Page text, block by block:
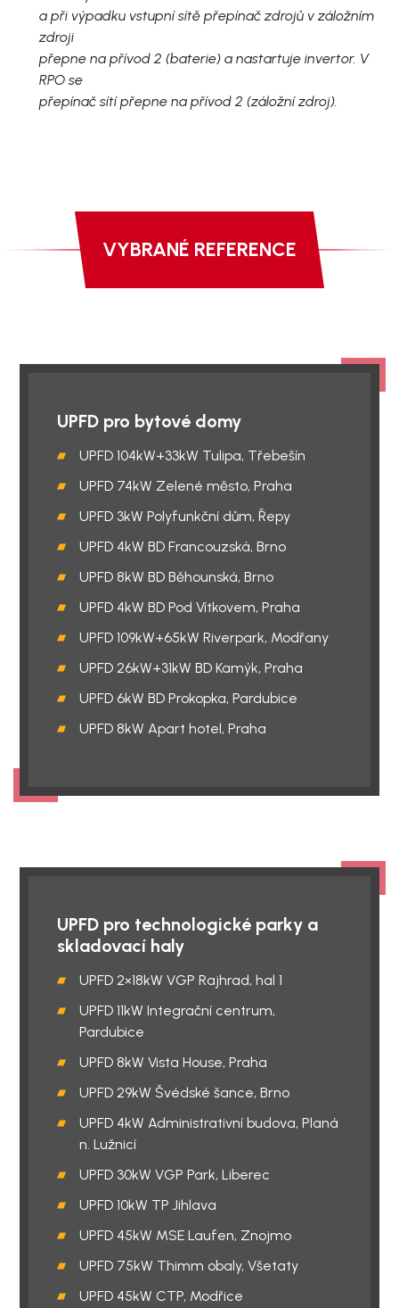
a při výpadku vstupní sítě přepínač zdrojů v záložním
zdroji
přepne na přívod 2 (baterie) a nastartuje invertor. V
RPO se
přepínač sítí přepne na přívod 2 (záložní zdroj).
VYBRANÉ REFERENCE
UPFD pro bytové domy
UPFD 104kW+33kW Tulipa, Třebešín
UPFD 74kW Zelené město, Praha
UPFD 3kW Polyfunkční dům, Řepy
UPFD 4kW BD Francouzská, Brno
UPFD 8kW BD Běhounská, Brno
UPFD 4kW BD Pod Vítkovem, Praha
UPFD 109kW+65kW Riverpark, Modřany
UPFD 26kW+31kW BD Kamýk, Praha
UPFD 6kW BD Prokopka, Pardubice
UPFD 8kW Apart hotel, Praha
UPFD pro technologické parky a
skladovací haly
UPFD 2×18kW VGP Rajhrad, hal 1
UPFD 11kW Integrační centrum,
Pardubice
UPFD 8kW Vista House, Praha
UPFD 29kW Švédské šance, Brno
UPFD 4kW Administrativní budova, Planá
n. Lužnicí
UPFD 30kW VGP Park, Liberec
UPFD 10kW TP Jihlava
UPFD 45kW MSE Laufen, Znojmo
UPFD 75kW Thimm obaly, Všetaty
UPFD 45kW CTP, Modřice